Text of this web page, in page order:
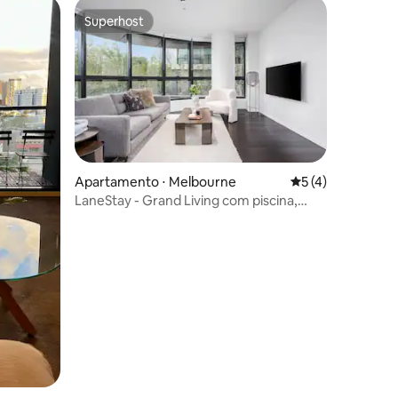
hóspedes Superhost
Superhost
Apartamento ⋅ Melbourne 5 de uma
5 (4)
LaneStay - Grand Living com piscina,